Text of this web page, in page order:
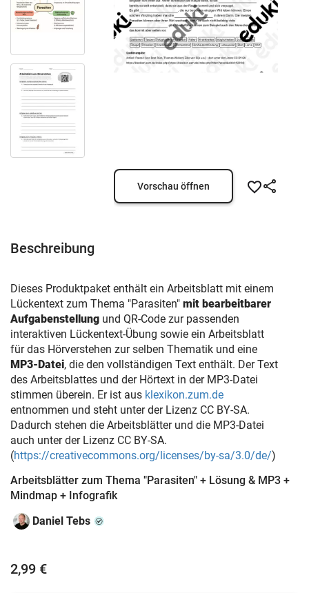
Vorschau öffnen
Beschreibung
Dieses Produktpaket enthält ein Arbeitsblatt mit einem
Lückentext zum Thema "Parasiten" mit bearbeitbarer
Aufgabenstellung und QR-Code zur passenden
interaktiven Lückentext-Übung sowie ein Arbeitsblatt
für das Hörverstehen zur selben Thematik und eine
MP3-Datei, die den vollständigen Text enthält. Der Text
des Arbeitsblattes und der Hörtext in der MP3-Datei
stimmen überein. Er ist aus klexikon.zum.de
entnommen und steht unter der Lizenz CC BY-SA.
Dadurch stehen die Arbeitsblätter und die MP3-Datei
auch unter der Lizenz CC BY-SA.
(https://creativecommons.org/licenses/by-sa/3.0/de/)
Arbeitsblätter zum Thema "Parasiten" + Lösung & MP3 +
Mindmap + Infografik
Daniel Tebs
2,99 €